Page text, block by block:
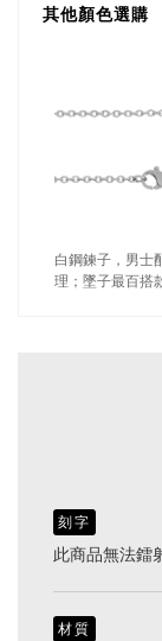
其他顏色選購
白鋼鍊子，男士
理；墜子最百搭
刻字
此商品無法鐳
材質